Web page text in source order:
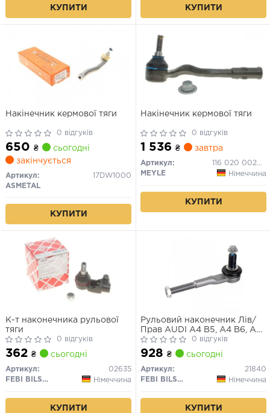
КУПИТИ КУПИТИ
Накінечник кермової тяги
0 відгуків
650 ₴
сьогодні
закінчується
Артикул:
17DW1000
ASMETAL
КУПИТИ
Накінечник кермової тяги
0 відгуків
1 536 ₴ завтра
Артикул:
116 020 0029/HD
MEYLE
Німеччина
КУПИТИ
К-т наконечника рульової
тяги
0 відгуків
362 ₴ сьогодні
Артикул:
02635
FEBI BILSTEIN
Німеччина
КУПИТИ
Рульовий наконечник Лів/
Прав AUDI A4 B5, A4 B6, A4
B7, A6 ALLROAD C6, A6 C5,
A6 C6, ALLROAD C5 SEAT
EXEO, EXEO ST SKODA
SUPERB I 1.6-5.2 11.94-05.13
0 відгуків
928 ₴ сьогодні
Артикул:
21840
FEBI BILSTEIN
Німеччина
КУПИТИ